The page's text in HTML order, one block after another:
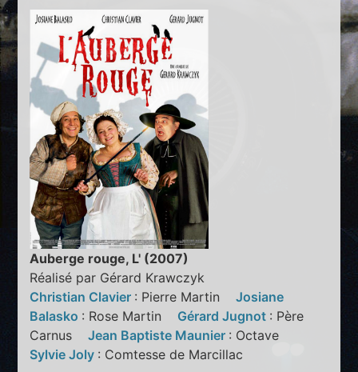
Auberge rouge, L' (2007)
Réalisé par Gérard Krawczyk
Christian Clavier : Pierre MartinJosiane
Balasko : Rose Martin Gérard Jugnot : Père
CarnusJean Baptiste Maunier : Octave
Sylvie Joly : Comtesse de Marcillac